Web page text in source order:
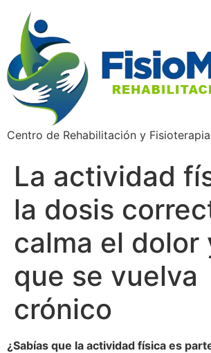
Centro de Rehabilitación y Fisioterapia
La actividad
la dosis
calma el dolor
que se vuelva
crónico
¿Sabías que la actividad física es